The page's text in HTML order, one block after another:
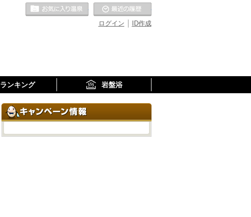
ID作成
ログイン
お気に入りの温泉
ランキング 岩盤浴